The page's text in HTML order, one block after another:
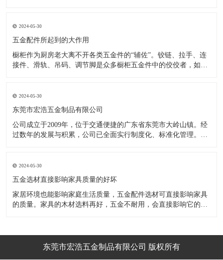
开料与落料：在图纸上标注尺寸后，根据图纸要求选择合适的板
材。然
2024-05-30
五金配件所起到的大作用
橱柜作为厨房老大离不开各类五金件的“辅佐”。铰链、拉手、连
接件、滑轨、吊码、调节脚是众多橱柜五金件中的佼佼者，如果
调节脚，橱柜就像得了“软骨症”，站都站不直……五花八门的橱
柜五金件好
2024-05-30
东莞市宏浩五金制品有限公司
公司成立于2009年，位于交通便捷的广东省东莞市大岭山镇。经
过数年的发展与积累，公司已全面实行制度化、标准化管理。从
的改造创新，设计制造了一系列更加新颖、美观、更具时代潮流
的新
2024-05-30
五金选材直接影响家具质量的好坏
家居环境也能影响家庭生活质量，五金配件选材可直接影响家具
的质量。家具的木材选料再好，五金不耐用，会直接影响它的使
金、铝合金等。不同五金的加工工艺不同：钳工、表面涂覆处
理、焊接、机械加东莞市宏浩五金制品有限公司 版权所有